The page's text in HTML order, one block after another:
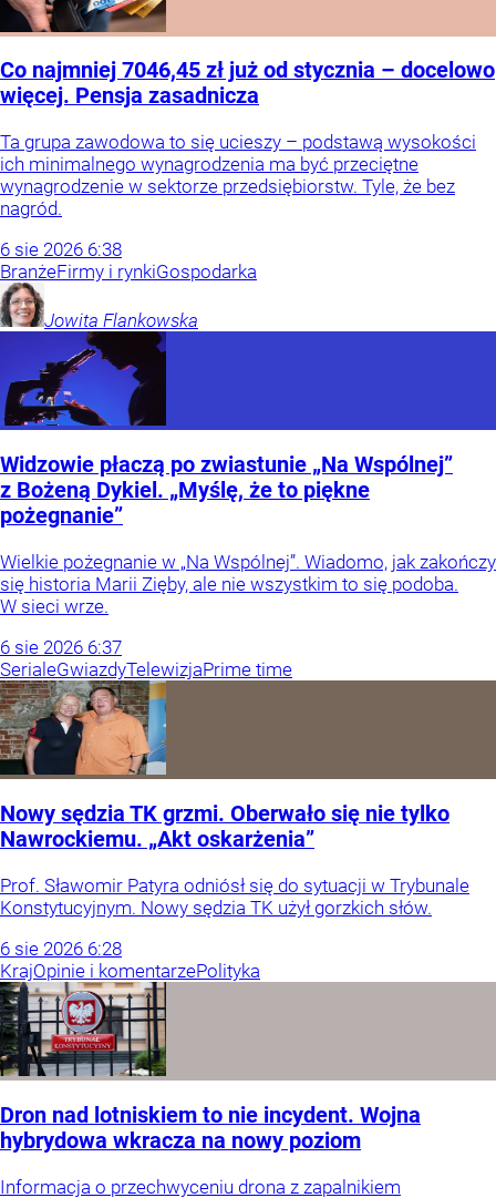
Co najmniej 7046,45 zł już od stycznia – docelowo
więcej. Pensja zasadnicza
Ta grupa zawodowa to się ucieszy – podstawą wysokości
ich minimalnego wynagrodzenia ma być przeciętne
wynagrodzenie w sektorze przedsiębiorstw. Tyle, że bez
nagród.
6 sie 2026 6:38
BranżeFirmy i rynkiGospodarka
Jowita Flankowska
Widzowie płaczą po zwiastunie „Na Wspólnej”
z Bożeną Dykiel. „Myślę, że to piękne
pożegnanie”
Wielkie pożegnanie w „Na Wspólnej”. Wiadomo, jak zakończy
się historia Marii Zięby, ale nie wszystkim to się podoba.
W sieci wrze.
6 sie 2026 6:37
SerialeGwiazdyTelewizjaPrime time
Nowy sędzia TK grzmi. Oberwało się nie tylko
Nawrockiemu. „Akt oskarżenia”
Prof. Sławomir Patyra odniósł się do sytuacji w Trybunale
Konstytucyjnym. Nowy sędzia TK użył gorzkich słów.
6 sie 2026 6:28
KrajOpinie i komentarzePolityka
Dron nad lotniskiem to nie incydent. Wojna
hybrydowa wkracza na nowy poziom
Informacja o przechwyceniu drona z zapalnikiem